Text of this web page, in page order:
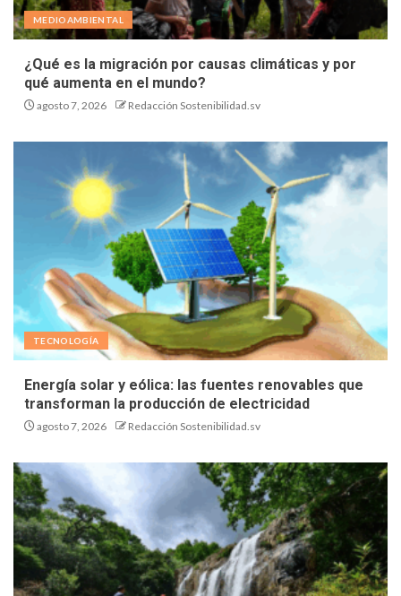
MEDIOAMBIENTAL
¿Qué es la migración por causas climáticas y por
qué aumenta en el mundo?
agosto 7, 2026 Redacción Sostenibilidad.sv
TECNOLOGÍA
Energía solar y eólica: las fuentes renovables que
transforman la producción de electricidad
agosto 7, 2026 Redacción Sostenibilidad.sv